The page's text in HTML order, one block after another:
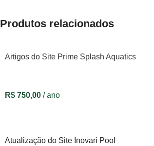
Produtos relacionados
Artigos do Site Prime Splash Aquatics
R$ 750,00 / ano
Atualização do Site Inovari Pool